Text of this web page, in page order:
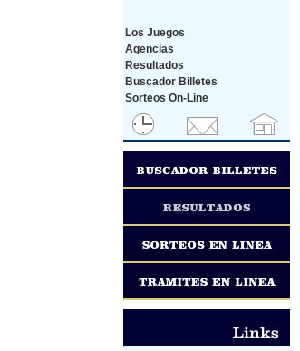
Los Juegos
Agencias
Resultados
Buscador Billetes
Sorteos On-Line